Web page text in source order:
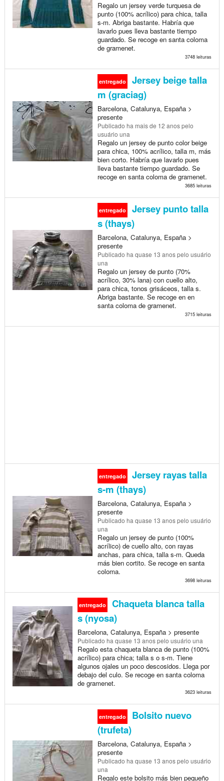
Regalo un jersey verde turquesa de
punto (100% acrílico) para chica, talla
s-m. Abriga bastante. Habría que
lavarlo pues lleva bastante tiempo
guardado. Se recoge en santa coloma
de gramenet.
3748 leituras
entregado
Jersey beige talla
m (graciag)
Barcelona, Catalunya, España >
presente
Publicado ha mais de 12 anospelo
usuário una
Regalo un jersey de punto color beige
para chica, 100% acrílico, talla m, más
bien corto. Habría que lavarlo pues
lleva bastante tiempo guardado. Se
recoge en santa coloma de gramenet.
3685 leituras
entregado
Jersey punto talla
s (thays)
Barcelona, Catalunya, España >
presente
Publicado ha quase 13 anospelo usuário
una
Regalo un jersey de punto (70%
acrílico, 30% lana) con cuello alto,
para chica, tonos grisáceos, talla s.
Abriga bastante. Se recoge en en
santa coloma de gramenet.
3715 leituras
entregado
Jersey rayas talla
s-m (thays)
Barcelona, Catalunya, España >
presente
Publicado ha quase 13 anospelo usuário
una
Regalo un jersey de punto (100%
acrílico) de cuello alto, con rayas
anchas, para chica, talla s-m. Queda
más bien cortito. Se recoge en santa
coloma.
3698 leituras
entregado
Chaqueta blanca talla
s (nyosa)
Barcelona, Catalunya, España > presente
Publicado ha quase 13 anospelo usuário una
Regalo esta chaqueta blanca de punto (100%
acrílico) para chica; talla s o s-m. Tiene
algunos ojales un poco descosidos. Llega por
debajo del culo. Se recoge en santa coloma
de gramenet.
3623 leituras
entregado
Bolsito nuevo
(trufeta)
Barcelona, Catalunya, España >
presente
Publicado ha quase 13 anospelo usuário
una
Regalo este bolsito más bien pequeño